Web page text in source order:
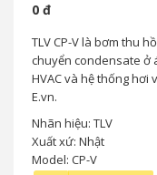
0 đ
TLV CP-V là bơm thu
chuyển condensate ở
HVAC và hệ thống hơi
E.vn.
Nhãn hiệu: TLV
Xuất xứ: Nhật
Model: CP-V